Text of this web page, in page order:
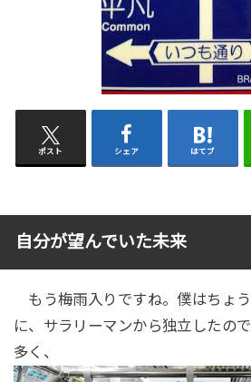
ポスト シェア はてブ
自分が望んでいた未来
もう梅雨入りですね。僕はちょ
に、サラリーマンから独立したの
多く、